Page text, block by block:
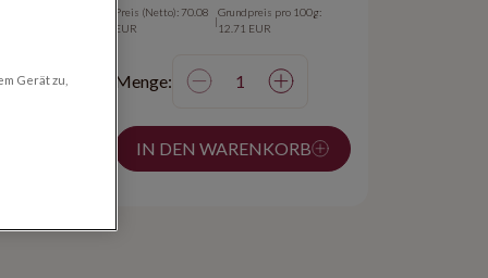
Preis (Netto): 70.08
EUR
|
Grundpreis pro 100g:
12.71 EUR
Menge:
IN DEN WARENKORB
Gerät zu,